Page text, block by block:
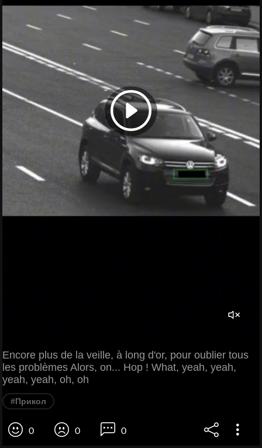
Encore plus de la veille, à long d'or, pour oublier tous
les problèmes Alors, on... Hop ! What, yeah, yeah,
yeah, yeah, oh, oh
#Прикол
0 0 0